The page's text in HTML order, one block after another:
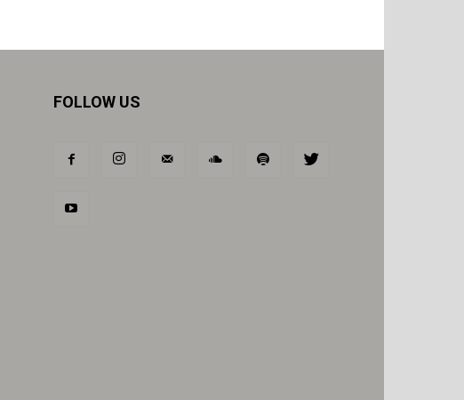
FOLLOW US